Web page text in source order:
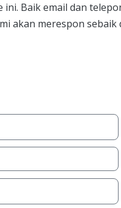
ini. Baik email dan
akan merespon sebaik